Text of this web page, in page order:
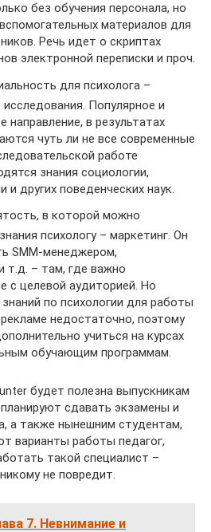
без обучения персонала, но
материалов для
Речь идет о скриптах
электронной переписки и проч.
для психолога –
Популярное и
направление, в результатах
чуть ли не все современные
работе
знания социологии,
и других поведенческих наук.
в которой можно
психологу – маркетинг. Он
SMM-менеджером,
т.д. – там, где важно
с целевой аудиторией. Но
по психологии для работы
недостаточно, поэтому
учиться на курсах
обучающим программам.
будет полезна выпускникам
сдавать экзамены и
а также нынешним студентам,
варианты работы педагог,
такой специалист –
не повредит.
7. Невнимание и